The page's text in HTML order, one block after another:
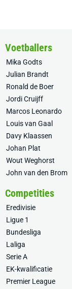
Voetballers
Mika Godts
Julian Brandt
Ronald de Boer
Jordi Cruijff
Marcos Leonardo
Louis van Gaal
Davy Klaassen
Johan Plat
Wout Weghorst
John van den Brom
Competities
Eredivisie
Ligue 1
Bundesliga
Laliga
Serie A
EK-kwalificatie
Premier League